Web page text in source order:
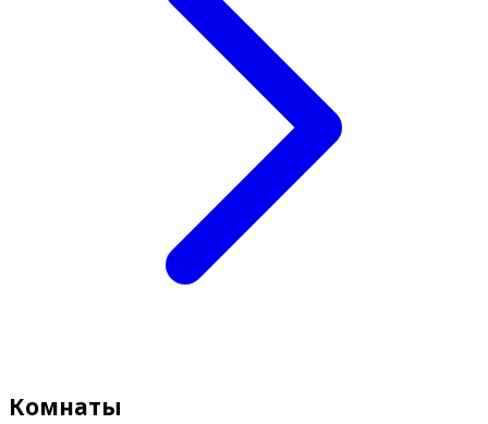
Комнаты